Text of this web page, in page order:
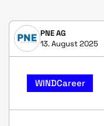
PNE AG
13. August 2025
WINDCareer